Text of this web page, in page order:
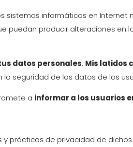
informáticos en
puedan producir alteraciones en
datos personales, Mis latidos
seguridad de los datos de los
a informar a los usuarios
prácticas de privacidad de